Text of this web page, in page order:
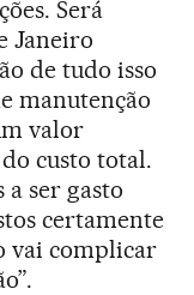
Será
Janeiro
de tudo isso
manutenção
valor
custo total.
ser gasto
certamente
vai complicar